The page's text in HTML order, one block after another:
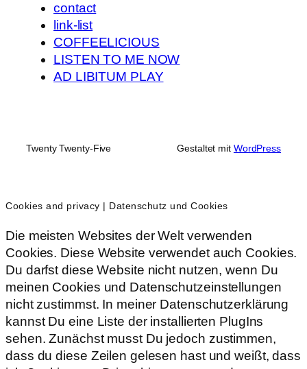
contact
link-list
COFFEELICIOUS
LISTEN TO ME NOW
AD LIBITUM PLAY
Twenty Twenty-Five Gestaltet mit WordPress
Cookies and privacy | Datenschutz und Cookies
Die meisten Websites der Welt verwenden
Cookies. Diese Website verwendet auch Cookies.
Du darfst diese Website nicht nutzen, wenn Du
meinen Cookies und Datenschutzeinstellungen
nicht zustimmst. In meiner Datenschutzerklärung
kannst Du eine Liste der installierten PlugIns
sehen. Zunächst musst Du jedoch zustimmen,
dass du diese Zeilen gelesen hast und weißt, dass